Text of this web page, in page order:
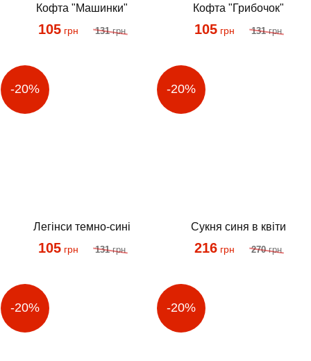
Кофта "Машинки"
105 грн 131грн
Кофта "Грибочок"
105 грн 131грн
Легінси темно-сині
105 грн 131грн
Сукня синя в квіти
216 грн 270грн